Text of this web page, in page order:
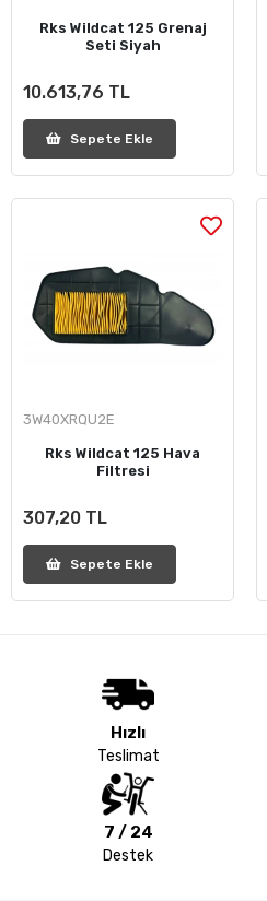
Rks Wildcat 125 Grenaj
Seti Siyah
10.613,76 TL
Sepete Ekle
3W40XRQU2E
Rks Wildcat 125 Hava
Filtresi
307,20 TL
Sepete Ekle
Hızlı
Teslimat
7 / 24
Destek